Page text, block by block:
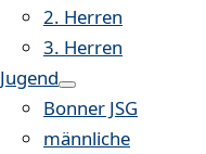
2. Herren
3. Herren
Jugend
Bonner JSG
männliche